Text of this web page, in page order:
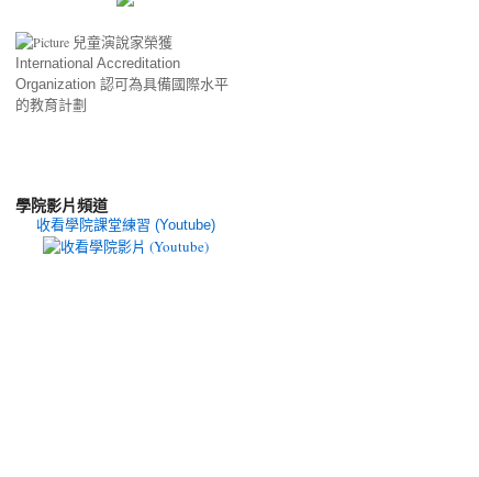
兒童演說家榮獲
International Accreditation
Organization 認可為具備國際水平
的教育計劃
學院影片頻道
收看學院課堂練習 (Youtube)